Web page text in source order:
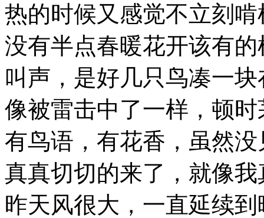
热的时候又感觉不立刻
没有半点春暖花开该有
叫声，是好几只鸟凑一
像被雷击中了一样，顿
有鸟语，有花香，虽然
真真切切的来了，就像
昨天风很大，一直延续